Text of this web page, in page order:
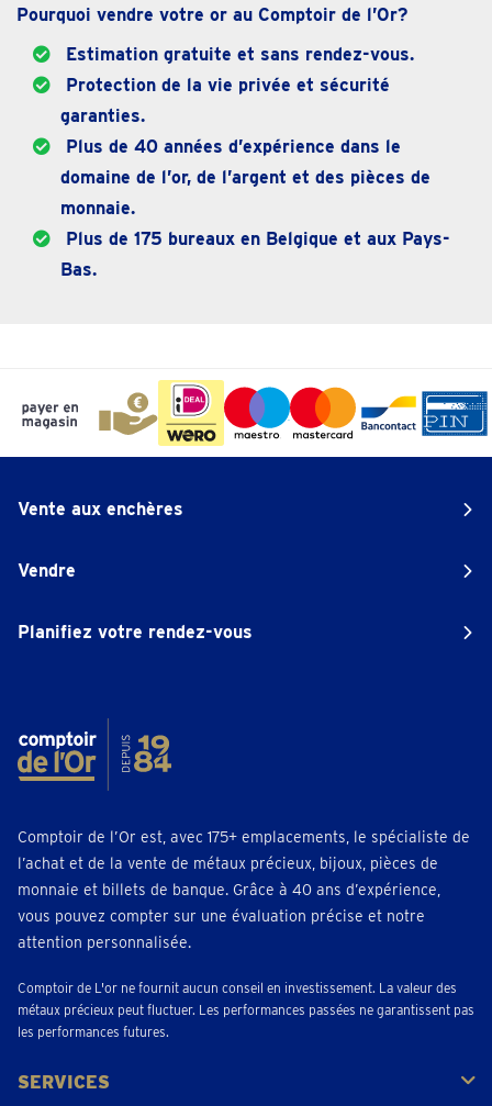
Pourquoi vendre votre or au Comptoir de l’Or?
Estimation gratuite et sans rendez-vous.
Protection de la vie privée et sécurité
garanties.
Plus de 40 années d’expérience dans le
domaine de l’or, de l’argent et des pièces de
monnaie.
Plus de 175 bureaux en Belgique et aux Pays-
Bas.
Vente aux enchères
Vendre
Planifiez votre rendez-vous
Comptoir de l’Or est, avec 175+ emplacements, le spécialiste de
l’achat et de la vente de métaux précieux, bijoux, pièces de
monnaie et billets de banque. Grâce à 40 ans d’expérience,
vous pouvez compter sur une évaluation précise et notre
attention personnalisée.
Comptoir de L'or ne fournit aucun conseil en investissement. La valeur des
métaux précieux peut fluctuer. Les performances passées ne garantissent pas
les performances futures.
SERVICES